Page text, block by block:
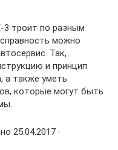
3 троит по разным
можно
Так,
и принцип
а также уметь
которые могут быть
25.04.2017 ·